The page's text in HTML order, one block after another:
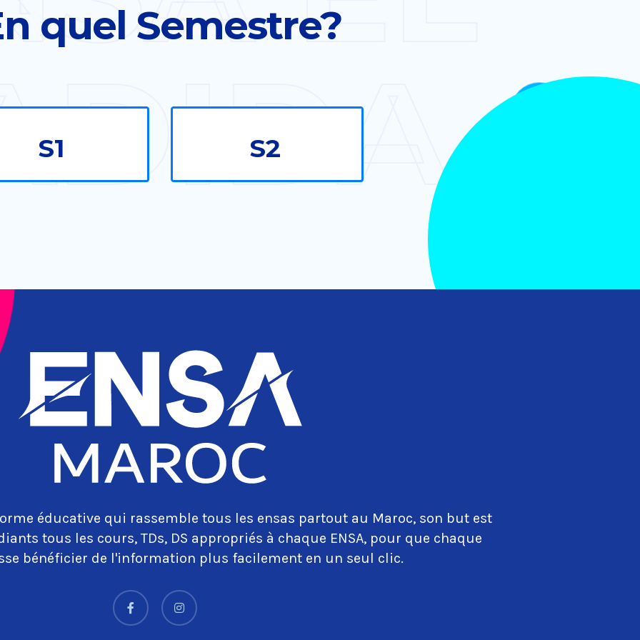
quel Semestre?
S1 S2
éducative qui rassemble tous les ensas partout au Maroc, son but est
tous les cours, TDs, DS appropriés à chaque ENSA, pour que chaque
bénéficier de l'information plus facilement en un seul clic.